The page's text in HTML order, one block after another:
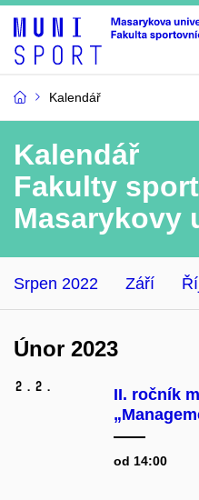
Kalendář
Kalendář
Fakulty
Masarykovy
Srpen 2022 Září
Únor 2023
2. 2.
II. ročník
od 14:00